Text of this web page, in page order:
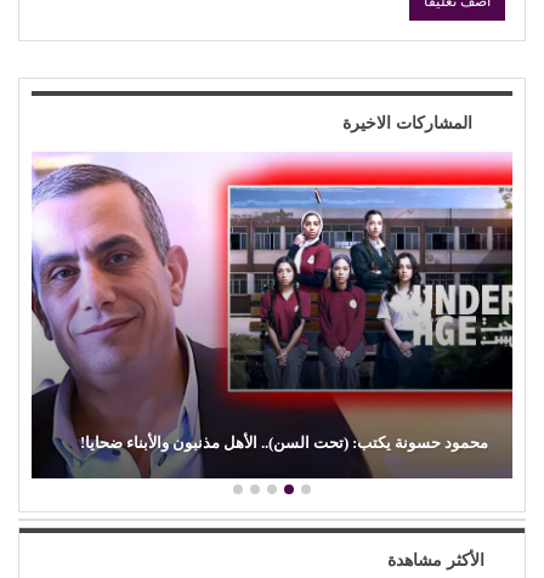
المشاركات الاخيرة
(الفن) والسياسة: عندما تتحول الريشة إلى سلاح
الأكثر مشاهدة